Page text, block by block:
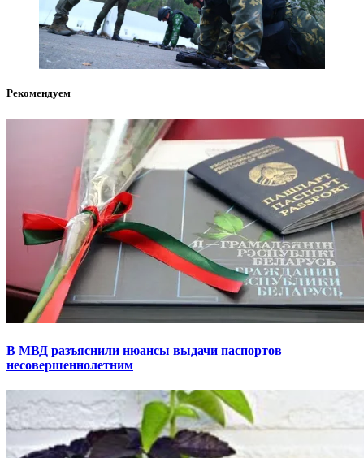
Рекомендуем
В МВД разъяснили нюансы выдачи паспортов
несовершеннолетним